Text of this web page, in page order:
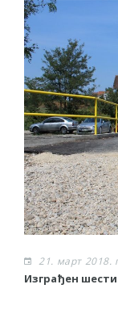
21. март 2018.
Изграђен